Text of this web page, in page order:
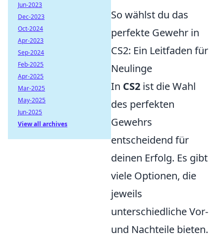
So wählst du das
perfekte Gewehr in
CS2: Ein Leitfaden für
Neulinge
In CS2 ist die Wahl
des perfekten
Gewehrs
entscheidend für
deinen Erfolg. Es gibt
viele Optionen, die
jeweils
unterschiedliche Vor-
und Nachteile bieten.
Jun-2023
Dec-2023
Oct-2024
Apr-2023
Sep-2024
Feb-2025
Apr-2025
Mar-2025
May-2025
Jun-2025
View all archives